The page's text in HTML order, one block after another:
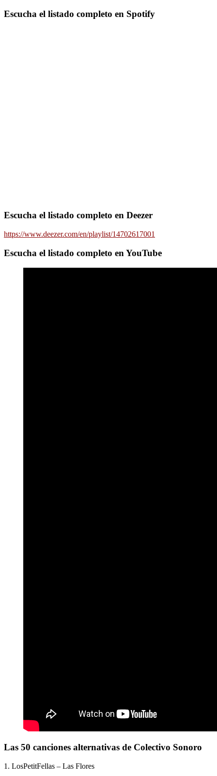
Escucha el listado completo en Spotify
Escucha el listado completo en Deezer
https://www.deezer.com/en/playlist/14702617001
Escucha el listado completo en YouTube
Las 50 canciones alternativas de Colectivo Sonoro
1. LosPetitFellas – Las Flores